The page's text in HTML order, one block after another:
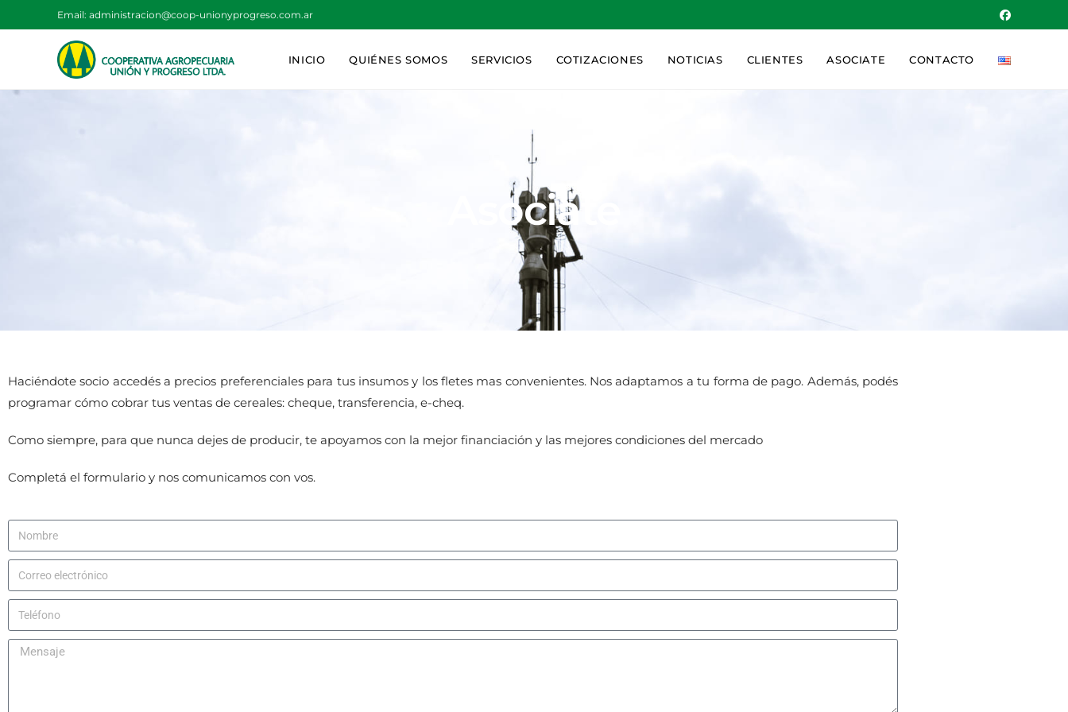
Email: administracion@coop-unionyprogreso.com.ar
INICIO QUIÉNES SOMOS SERVICIOS COTIZACIONES NOTICIAS CLIENTES ASOCIATE CONTACTO
Asociate
Haciéndote socio accedés a precios preferenciales para tus insumos y los fletes mas convenientes. Nos adaptamos a tu forma de pago. Además, podés
programar cómo cobrar tus ventas de cereales: cheque, transferencia, e-cheq.
Como siempre, para que nunca dejes de producir, te apoyamos con la mejor financiación y las mejores condiciones del mercado
Completá el formulario y nos comunicamos con vos.